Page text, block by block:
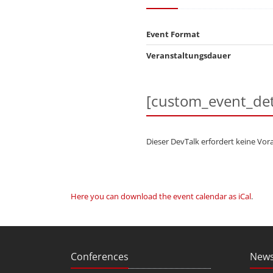
Event Format
Veranstaltungsdauer
Dieser DevTalk erfordert keine
Here you can download the event calendar as iCal.
Conferences